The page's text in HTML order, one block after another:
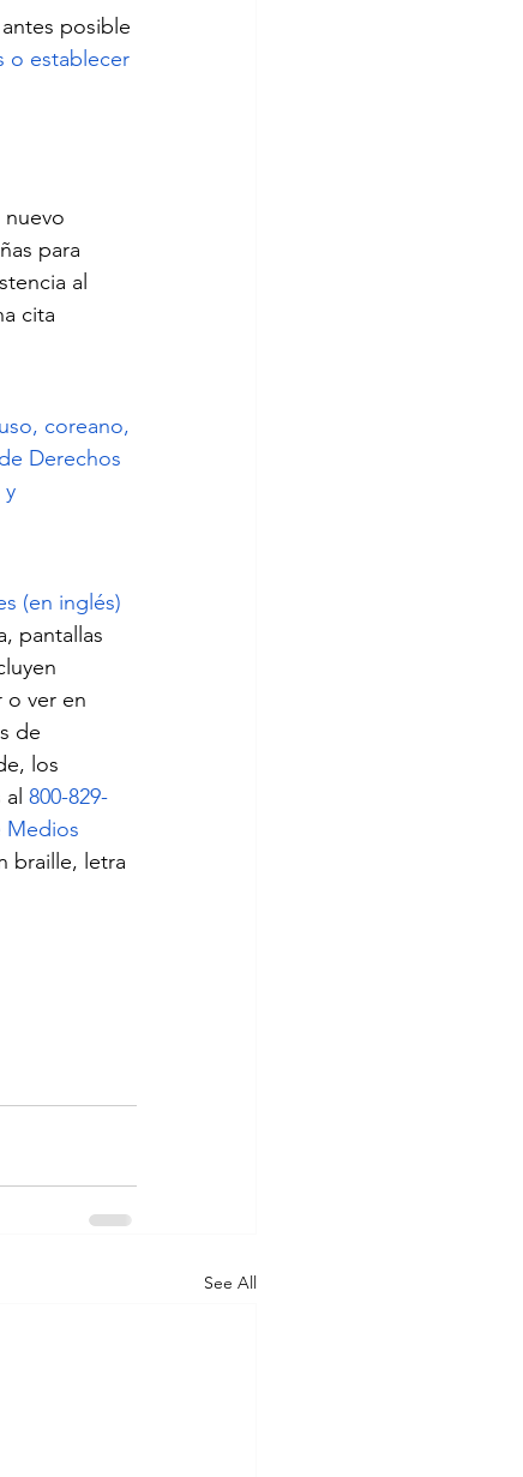
posible
o establecer
para
al
cita
coreano,
Derechos
y
(en inglés)
pantallas
o ver en
de
los
800-829-
Medios
braille, letra
See All